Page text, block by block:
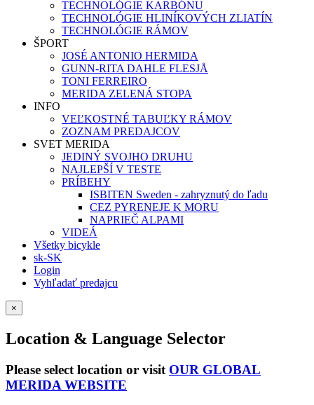
TECHNOLÓGIE KARBÓNU
TECHNOLÓGIE HLINÍKOVÝCH ZLIATÍN
TECHNOLÓGIE RÁMOV
ŠPORT
JOSÉ ANTONIO HERMIDA
GUNN-RITA DAHLE FLESJÅ
TONI FERREIRO
MERIDA ZELENÁ STOPA
INFO
VEĽKOSTNÉ TABUĽKY RÁMOV
ZOZNAM PREDAJCOV
SVET MERIDA
JEDINÝ SVOJHO DRUHU
NAJLEPŠÍ V TESTE
PRÍBEHY
ISBITEN Sweden - zahryznutý do ľadu
CEZ PYRENEJE K MORU
NAPRIEČ ALPAMI
VIDEÁ
Všetky bicykle
sk-SK
Login
Vyhľadať predajcu
×
Location & Language Selector
Please select location or visit OUR GLOBAL
MERIDA WEBSITE